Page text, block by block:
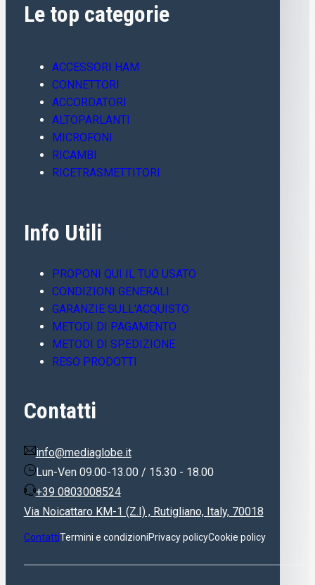
Le top categorie
ACCESSORI HAM
CONNETTORI
ACCORDATORI
ALTOPARLANTI
MICROFONI
RICAMBI
RICETRASMETTITORI
Info Utili
PROPONI QUI IL TUO USATO
CONDIZIONI GENERALI
GARANZIE SULL’ACQUISTO
METODI DI PAGAMENTO
METODI DI SPEDIZIONE
RESO PRODOTTI
Contatti
info@mediaglobe.it
Lun-Ven 09.00-13.00 / 15.30 - 18.00
+39 0803008524
Via Noicattaro KM-1 (Z.I) , Rutigliano, Italy, 70018
ContattiTermini e condizioniPrivacy policyCookie policy